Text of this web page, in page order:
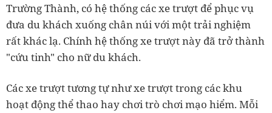
Trường Thành, có hệ thống các xe trượt để phục vụ
đưa du khách xuống chân núi với một trải nghiệm
rất khác lạ. Chính hệ thống xe trượt này đã trở thành
"cứu tinh" cho nữ du khách.
Các xe trượt tương tự như xe trượt trong các khu
hoạt động thể thao hay chơi trò chơi mạo hiểm. Mỗi